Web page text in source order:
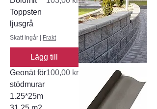
Toppsten
ljusgrå
Skatt ingår Frakt
Lägg till
Geonät för
stödmurar
1.25*25m
Pris
100,00 kr